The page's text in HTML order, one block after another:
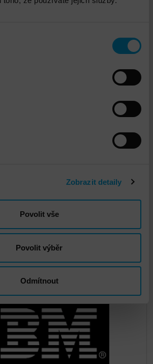
Zobrazit detaily
Povolit vše
Povolit výběr
Odmítnout
(VM20/20)